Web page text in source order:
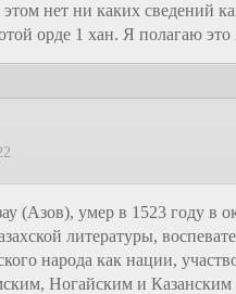
нет ни каких сведений
орде 1 хан. Я полагаю
(Азов), умер в 1523 году в
литературы,
народа как нации,
Ногайским и Казанским